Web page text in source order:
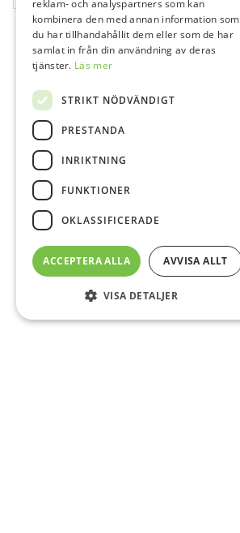
reklam- och analyspartners som kan
kombinera den med annan information som
du har tillhandahållit dem eller som de har
samlat in från din användning av deras
tjänster. Läs mer
STRIKT NÖDVÄNDIGT
PRESTANDA
INRIKTNING
FUNKTIONER
OKLASSIFICERADE
ACCEPTERA ALLA AVVISA ALLT
VISA DETALJER